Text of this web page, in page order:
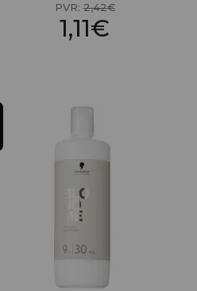
PVR:2,42€
1,11€